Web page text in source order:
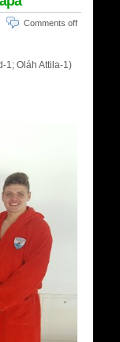
Comments off
1; Oláh Attila-1)